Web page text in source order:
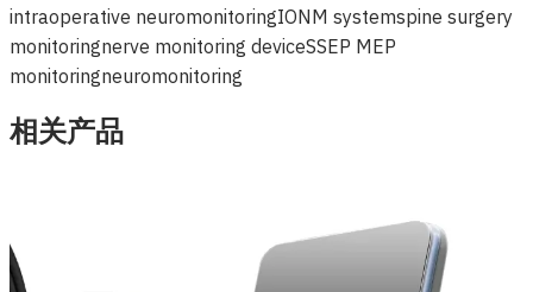
intraoperative neuromonitoringIONM systemspine surgery
monitoringnerve monitoring deviceSSEP MEP
monitoringneuromonitoring
相关产品